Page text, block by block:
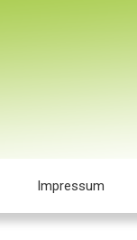
Impressum